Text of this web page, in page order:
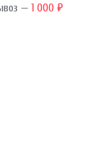
—1 000 ₽